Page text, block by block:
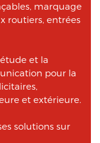
marquage
routiers, entrées
et la
pour la
et extérieure.
solutions sur